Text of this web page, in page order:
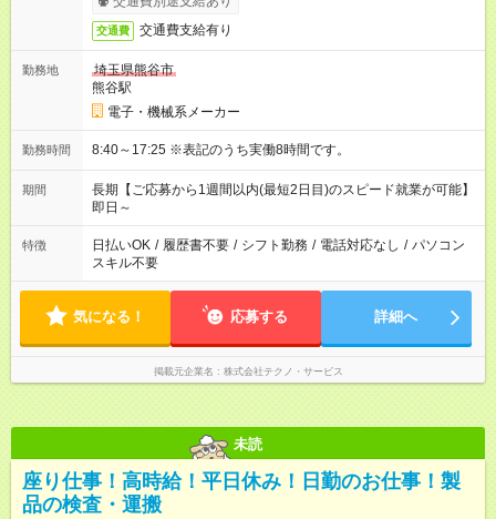
交通費 交通費支給有り
勤務地
埼玉県熊谷市
熊谷駅
電子・機械系メーカー
勤務時間 8:40～17:25 ※表記のうち実働8時間です。
期間
長期【ご応募から1週間以内(最短2日目)のスピード就業が可能】
即日～
特徴 日払いOK / 履歴書不要 / シフト勤務 / 電話対応なし / パソコン
スキル不要
気になる！ 応募する 詳細へ
掲載元企業名 株式会社テクノ・サービス
未読
座り仕事！高時給！平日休み！日勤のお仕事！製
品の検査・運搬